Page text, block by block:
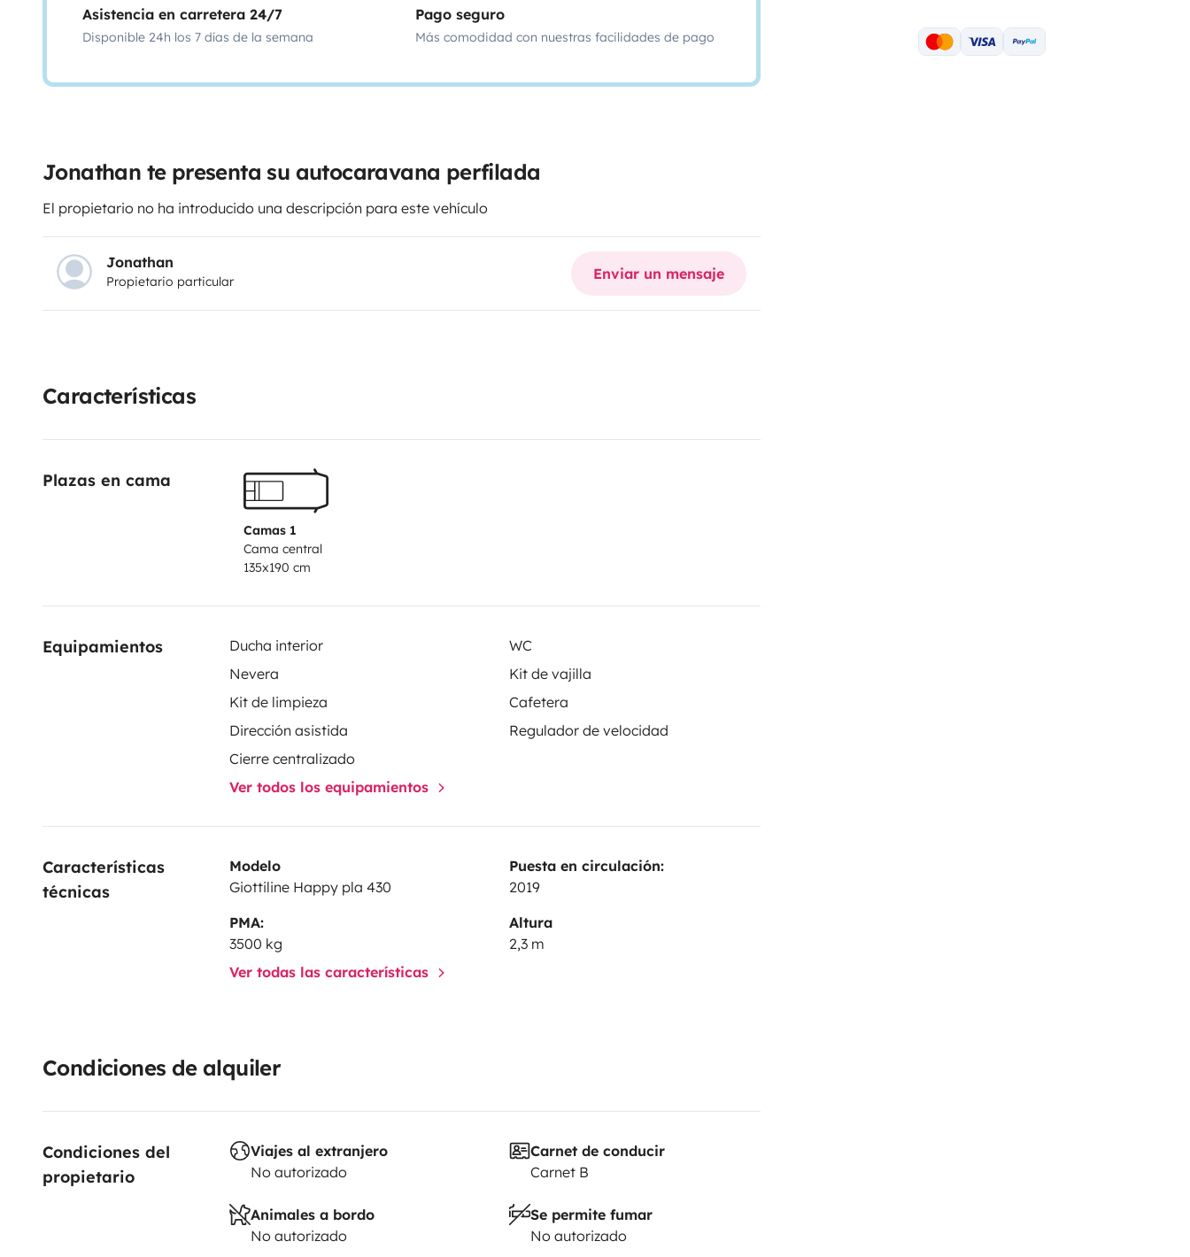
Asistencia en carretera 24/7
Disponible 24h los 7 días de la semana
Pago seguro
Más comodidad con nuestras facilidades de pago
Jonathan te presenta su autocaravana perfilada
El propietario no ha introducido una descripción para este vehículo
Jonathan
Propietario particular Enviar un mensaje
Características
Plazas en cama
Camas 1
Cama central
135x190 cm
Equipamientos Ducha interior
WC
Nevera
Kit de vajilla
Kit de limpieza
Cafetera
Dirección asistida
Regulador de velocidad
Cierre centralizado
Ver todos los equipamientos
Características
técnicas
Modelo
Giottiline Happy pla 430
Puesta en circulación:
2019
PMA:
3500 kg
Altura
2,3 m
Ver todas las características
Condiciones de alquiler
Condiciones del
propietario
Viajes al extranjero
No autorizado
Carnet de conducir
Carnet B
Animales a bordo
No autorizado
Se permite fumar
No autorizado